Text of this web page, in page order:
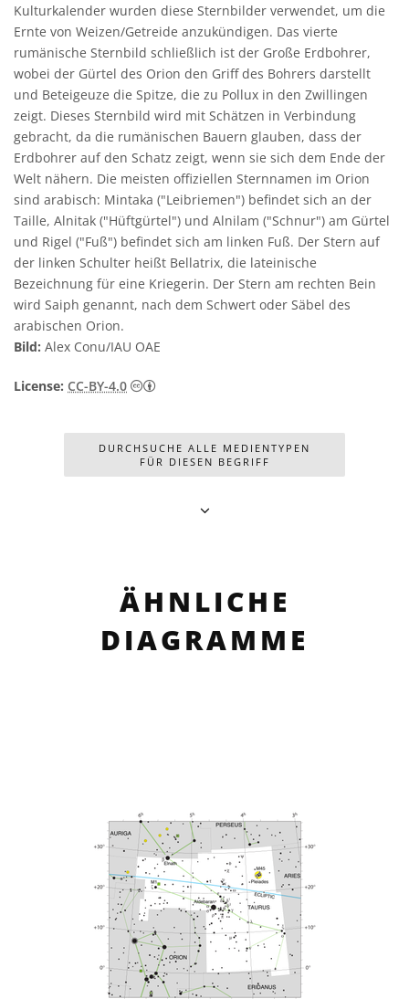
Kulturkalender wurden diese Sternbilder verwendet, um die
Ernte von Weizen/Getreide anzukündigen. Das vierte
rumänische Sternbild schließlich ist der Große Erdbohrer,
wobei der Gürtel des Orion den Griff des Bohrers darstellt
und Beteigeuze die Spitze, die zu Pollux in den Zwillingen
zeigt. Dieses Sternbild wird mit Schätzen in Verbindung
gebracht, da die rumänischen Bauern glauben, dass der
Erdbohrer auf den Schatz zeigt, wenn sie sich dem Ende der
Welt nähern. Die meisten offiziellen Sternnamen im Orion
sind arabisch: Mintaka ("Leibriemen") befindet sich an der
Taille, Alnitak ("Hüftgürtel") und Alnilam ("Schnur") am Gürtel
und Rigel ("Fuß") befindet sich am linken Fuß. Der Stern auf
der linken Schulter heißt Bellatrix, die lateinische
Bezeichnung für eine Kriegerin. Der Stern am rechten Bein
wird Saiph genannt, nach dem Schwert oder Säbel des
arabischen Orion.
Bild: Alex Conu/IAU OAE
License: CC-BY-4.0 Creative Commons Namensnennung 4.0
DURCHSUCHE ALLE MEDIENTYPEN
FÜR DIESEN BEGRIFF
ÄHNLICHE
DIAGRAMME